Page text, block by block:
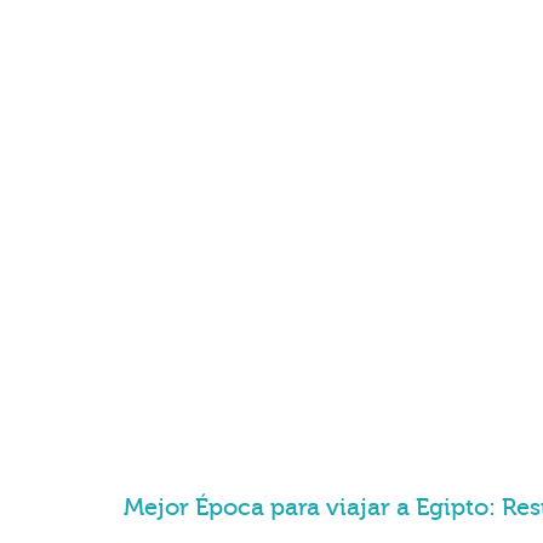
Mejor Época para viajar a Egipto: